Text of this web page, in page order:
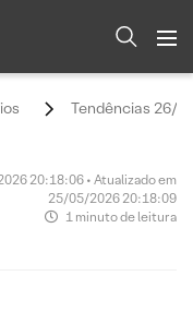
Tendências 26/
20:18:06 • Atualizado em
25/05/2026 20:18:09
1 minuto de leitura